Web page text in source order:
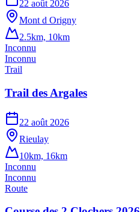
22 août 2026
Mont d Origny
2.5km, 10km
Inconnu
Inconnu
Trail
Trail des Argales
22 août 2026
Rieulay
10km, 16km
Inconnu
Inconnu
Route